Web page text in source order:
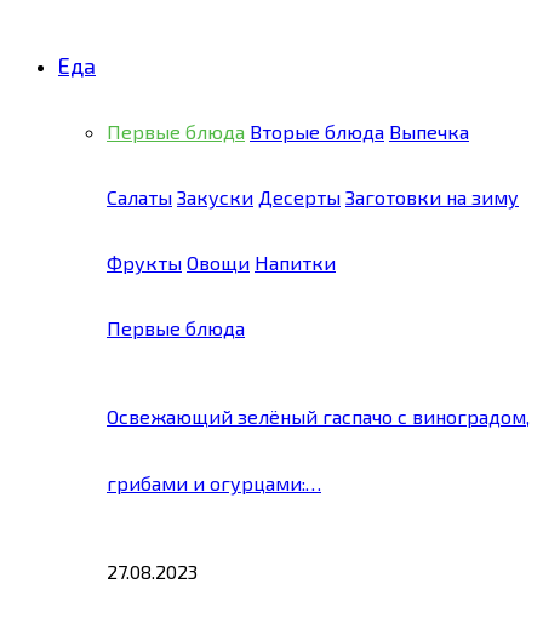
Еда
Первые блюда Вторые блюда Выпечка
Салаты Закуски Десерты Заготовки на зиму
Фрукты Овощи Напитки
Первые блюда
Освежающий зелёный гаспачо с виноградом,
грибами и огурцами:…
27.08.2023